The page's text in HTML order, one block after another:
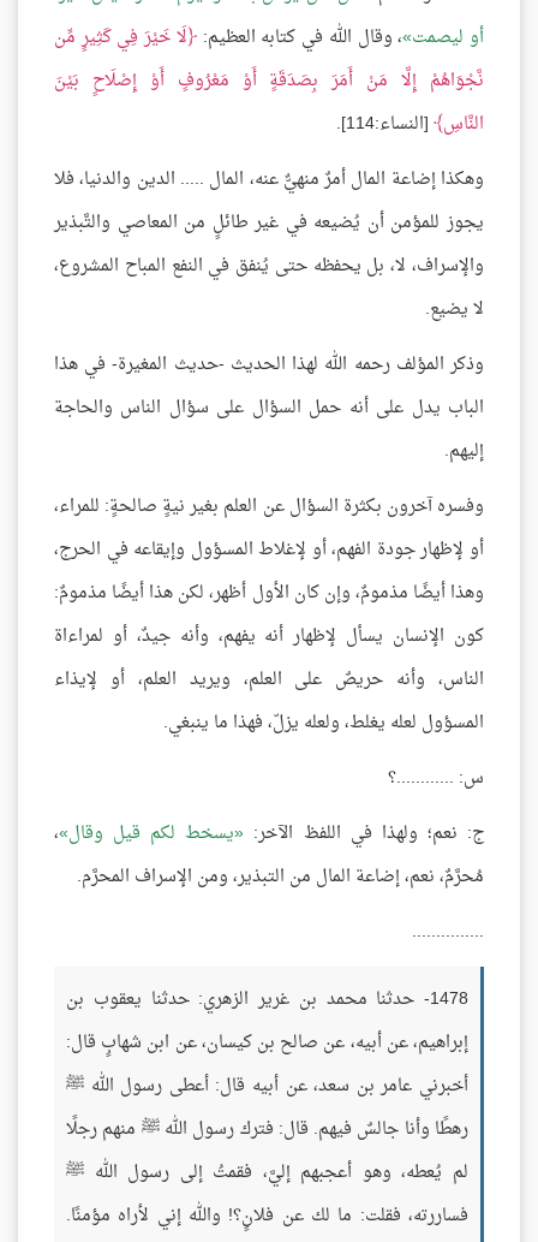
أو ليصمت ، وقال الله في كتابه العظيم: لَا خَيْرَ فِي كَثِيرٍ مِّن
نَّجْوَاهُمْ إِلَّا مَنْ أَمَرَ بِصَدَقَةٍ أَوْ مَعْرُوفٍ أَوْ إِصْلَاحٍ بَيْنَ
النَّاسِ [النساء:114].
وهكذا إضاعة المال أمرٌ منهيٌّ عنه، المال ..... الدين والدنيا، فلا
يجوز للمؤمن أن يُضيعه في غير طائلٍ من المعاصي والتَّبذير
والإسراف، لا، بل يحفظه حتى يُنفق في النفع المباح المشروع،
لا يضيع.
وذكر المؤلف رحمه الله لهذا الحديث -حديث المغيرة- في هذا
الباب يدل على أنه حمل السؤال على سؤال الناس والحاجة
إليهم.
وفسره آخرون بكثرة السؤال عن العلم بغير نيةٍ صالحةٍ: للمراء،
أو لإظهار جودة الفهم، أو لإغلاط المسؤول وإيقاعه في الحرج،
وهذا أيضًا مذمومٌ، وإن كان الأول أظهر، لكن هذا أيضًا مذمومٌ:
كون الإنسان يسأل لإظهار أنه يفهم، وأنه جيدٌ، أو لمراءاة
الناس، وأنه حريصٌ على العلم، ويريد العلم، أو لإيذاء
المسؤول لعله يغلط، ولعله يزلّ، فهذا ما ينبغي.
س: ............؟
ج: نعم؛ ولهذا في اللفظ الآخر:
يسخط لكم قيل وقال ،
مُحرَّمٌ، نعم، إضاعة المال من التبذير، ومن الإسراف المحرَّم.
...............
1478- حدثنا محمد بن غرير الزهري: حدثنا يعقوب بن
إبراهيم، عن أبيه، عن صالح بن كيسان، عن ابن شهابٍ قال:
أخبرني عامر بن سعد، عن أبيه قال: أعطى رسول الله ﷺ
رهطًا وأنا جالسٌ فيهم. قال: فترك رسول الله ﷺ منهم رجلًا
لم يُعطه، وهو أعجبهم إليَّ، فقمتُ إلى رسول الله ﷺ
فساررته، فقلت: ما لك عن فلانٍ؟! والله إني لأراه مؤمنًا.